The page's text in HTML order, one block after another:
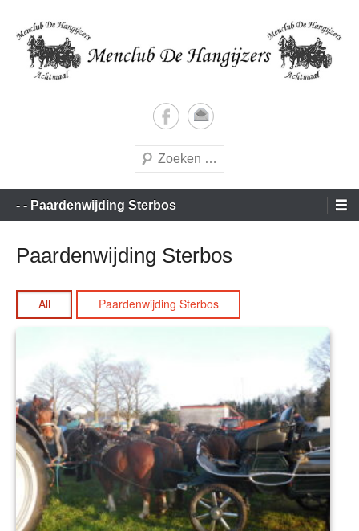
naar
inhoud
Menclub de Hangijzers
Zoeken
Hoofdmenu
- - Paardenwijding Sterbos
Paardenwijding Sterbos
All Paardenwijding Sterbos